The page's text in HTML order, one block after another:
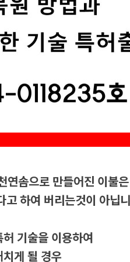
연솜으로 만들어진 이불은
고 하여 버리는것이 아닙
기술을 이용하여
게 될 경우